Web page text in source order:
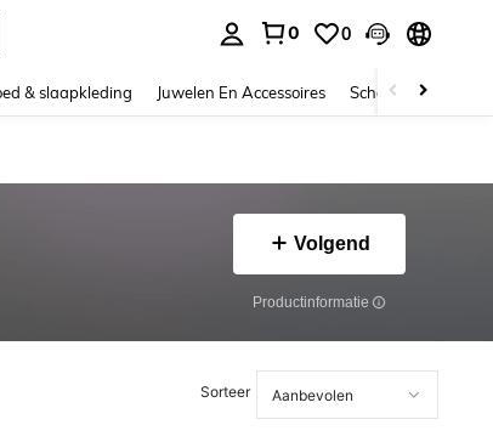
0 0
& slaapkleding Juwelen En Accessoires Schoonheid &
Volgend
Productinformatie
Sorteer